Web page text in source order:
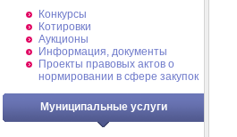
Конкурсы
Котировки
Аукционы
Информация, документы
Проекты правовых актов о
нормировании в сфере закупок
Муниципальные услуги